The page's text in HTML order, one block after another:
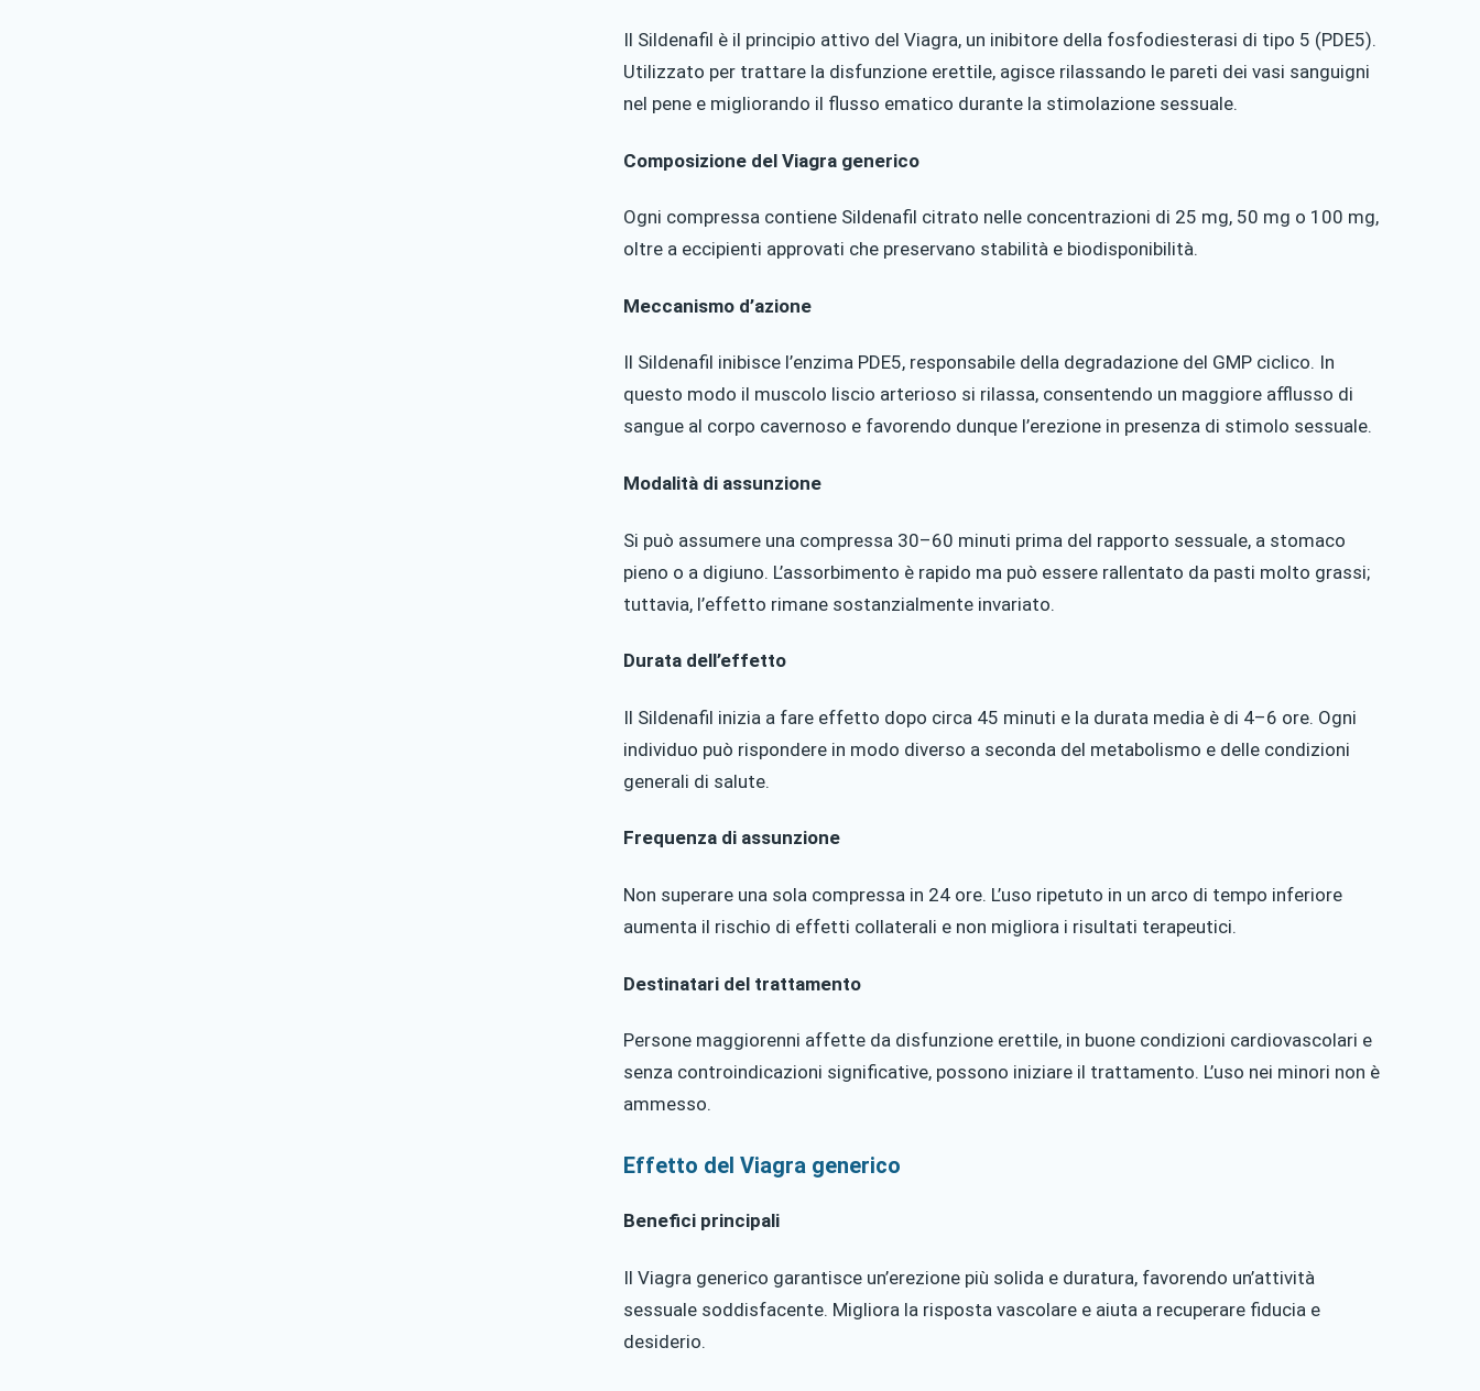
Il Sildenafil è il principio attivo del Viagra, un inibitore della fosfodiesterasi di tipo 5 (PDE5).
Utilizzato per trattare la disfunzione erettile, agisce rilassando le pareti dei vasi sanguigni
nel pene e migliorando il flusso ematico durante la stimolazione sessuale.
Composizione del Viagra generico
Ogni compressa contiene Sildenafil citrato nelle concentrazioni di 25 mg, 50 mg o 100 mg,
oltre a eccipienti approvati che preservano stabilità e biodisponibilità.
Meccanismo d’azione
Il Sildenafil inibisce l’enzima PDE5, responsabile della degradazione del GMP ciclico. In
questo modo il muscolo liscio arterioso si rilassa, consentendo un maggiore afflusso di
sangue al corpo cavernoso e favorendo dunque l’erezione in presenza di stimolo sessuale.
Modalità di assunzione
Si può assumere una compressa 30–60 minuti prima del rapporto sessuale, a stomaco
pieno o a digiuno. L’assorbimento è rapido ma può essere rallentato da pasti molto grassi;
tuttavia, l’effetto rimane sostanzialmente invariato.
Durata dell’effetto
Il Sildenafil inizia a fare effetto dopo circa 45 minuti e la durata media è di 4–6 ore. Ogni
individuo può rispondere in modo diverso a seconda del metabolismo e delle condizioni
generali di salute.
Frequenza di assunzione
Non superare una sola compressa in 24 ore. L’uso ripetuto in un arco di tempo inferiore
aumenta il rischio di effetti collaterali e non migliora i risultati terapeutici.
Destinatari del trattamento
Persone maggiorenni affette da disfunzione erettile, in buone condizioni cardiovascolari e
senza controindicazioni significative, possono iniziare il trattamento. L’uso nei minori non è
ammesso.
Effetto del Viagra generico
Benefici principali
Il Viagra generico garantisce un’erezione più solida e duratura, favorendo un’attività
sessuale soddisfacente. Migliora la risposta vascolare e aiuta a recuperare fiducia e
desiderio.